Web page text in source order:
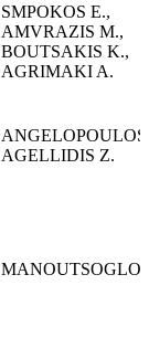
SMPOKOS E.,
AMVRAZIS M.,
BOUTSAKIS K.,
AGRIMAKI A.
ANGELOPOULOS
AGELLIDIS Z.